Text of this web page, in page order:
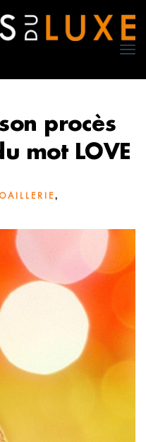
procès
mot LOVE
,